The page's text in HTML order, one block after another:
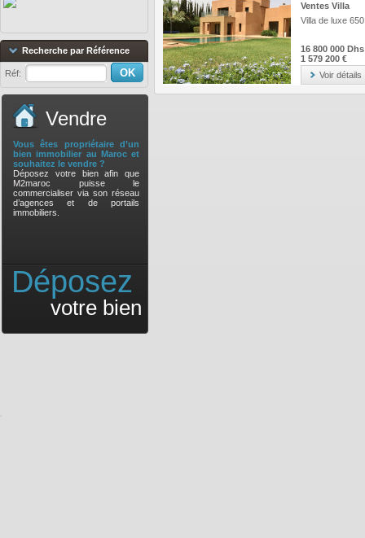
Recherche par Référence
Réf:
Vendre
Vous êtes propriétaire d’un
bien immobilier au Maroc et
souhaitez le vendre ?
Déposez votre bien afin que
M2maroc puisse le
commercialiser via son réseau
d’agences et de portails
immobiliers.
Déposez
votre bien
Ventes Villa
Villa de luxe
16 800 000 Dhs
1 579 200 €
Voir détails